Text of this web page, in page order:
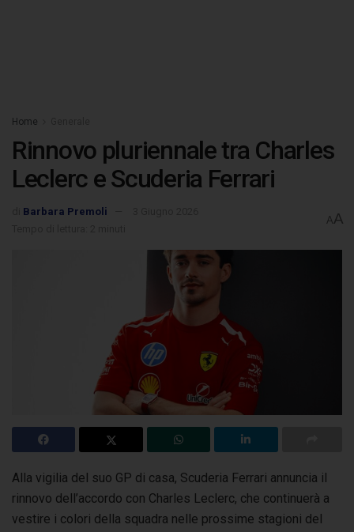
Home
Rinnovo pluriennale tra Charles
Leclerc e Scuderia Ferrari
Barbara Premoli
AA
Alla vigilia del suo GP di casa, Scuderia Ferrari annuncia il
rinnovo dell’accordo con Charles Leclerc, che continuerà a
vestire i colori della squadra nelle prossime stagioni del